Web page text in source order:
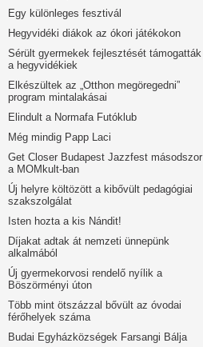
Egy különleges fesztivál
Hegyvidéki diákok az ókori játékokon
Sérült gyermekek fejlesztését támogatták
a hegyvidékiek
Elkészültek az „Otthon megöregedni”
program mintalakásai
Elindult a Normafa Futóklub
Még mindig Papp Laci
Get Closer Budapest Jazzfest másodszor
a MOMkult-ban
Új helyre költözött a kibővült pedagógiai
szakszolgálat
Isten hozta a kis Nándit!
Díjakat adtak át nemzeti ünnepünk
alkalmából
Új gyermekorvosi rendelő nyílik a
Böszörményi úton
Több mint ötszázzal bővült az óvodai
férőhelyek száma
Budai Egyházközségek Farsangi Bálja